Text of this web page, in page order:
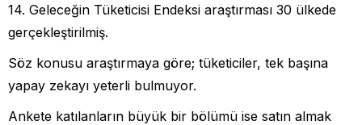
14. Geleceğin Tüketicisi Endeksi araştırması 30 ülkede
gerçekleştirilmiş.
Söz konusu araştırmaya göre; tüketiciler, tek başına
yapay zekayı yeterli bulmuyor.
Ankete katılanların büyük bir bölümü ise satın almak